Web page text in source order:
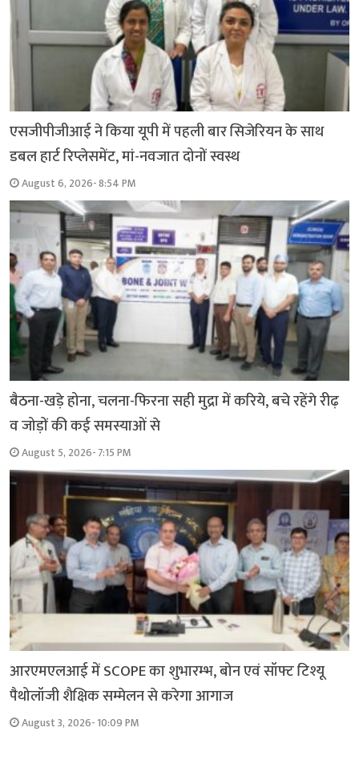
एसजीपीजीआई ने किया यूपी में पहली बार सिजेरियन के साथ
डबल हार्ट रिप्लेसमेंट, मां-नवजात दोनों स्वस्थ
August 6, 2026- 8:54 PM
बैठना-खड़े होना, चलना-फिरना सही मुद्रा में करिये, बचे रहेंगे रीढ़
व जोड़ों की कई समस्याओं से
August 5, 2026- 7:15 PM
आरएमएलआई में SCOPE का शुभारम्भ, बोन एवं सॉफ्ट टिश्यू
पैथोलॉजी शैक्षिक सम्मेलन से करेगा आगाज
August 3, 2026- 10:09 PM